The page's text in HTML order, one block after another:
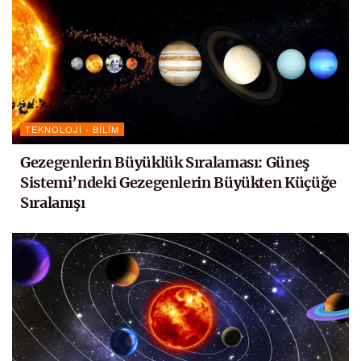
TEKNOLOJI - BILIM
Gezegenlerin Büyüklük Sıralaması: Güneş
Sistemi’ndeki Gezegenlerin Büyükten Küçüğe
Sıralanışı